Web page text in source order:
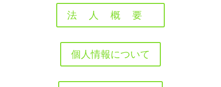
法人概要
個人情報について